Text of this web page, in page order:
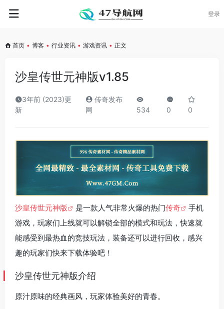
登录
首页 • 博客 • 行业资讯 • 游戏资讯 • 正文
沙皇传世元神版v1.85
3年前 (2023)更
新
传奇发布
网
534 0 0
沙皇传世元神版 是一款人气非常火爆的热门传奇
手机
游戏，玩家们上线就可以解锁全部的模式和玩法，快速就
能感受到最热血的竞技玩法，装备还可以进行回收，感兴
趣的玩家们快来下载体验吧！
沙皇传世元神版介绍
原汁原味的经典画风，玩家体验美好的青春。